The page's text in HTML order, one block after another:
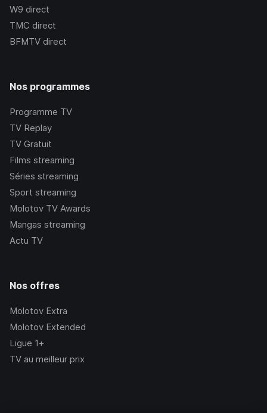
W9 direct
TMC direct
BFMTV direct
Nos programmes
Programme TV
TV Replay
TV Gratuit
Films streaming
Séries streaming
Sport streaming
Molotov TV Awards
Mangas streaming
Actu TV
Nos offres
Molotov Extra
Molotov Extended
Ligue 1+
TV au meilleur prix